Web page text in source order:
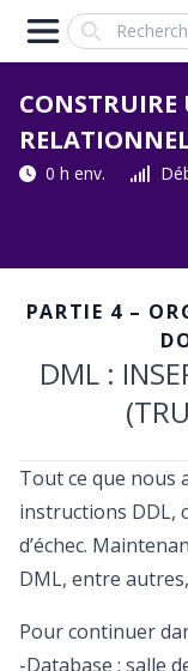
Search
CONSTRUIRE
0 h env.
PARTIE 4 –
DML :
Tout ce que nous
instructions DDL,
d’échec.
DML, entre
Pour continuer
-Database : salle